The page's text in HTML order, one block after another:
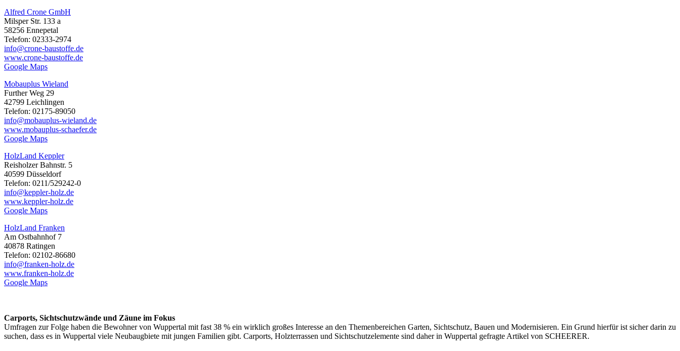
Alfred Crone GmbH
Milsper Str. 133 a
58256 Ennepetal
Telefon: 02333-2974
info@crone-baustoffe.de
www.crone-baustoffe.de
Google Maps
Mobauplus Wieland
Further Weg 29
42799 Leichlingen
Telefon: 02175-89050
info@mobauplus-wieland.de
www.mobauplus-schaefer.de
Google Maps
HolzLand Keppler
Reisholzer Bahnstr. 5
40599 Düsseldorf
Telefon: 0211/529242-0
info@keppler-holz.de
www.keppler-holz.de
Google Maps
HolzLand Franken
Am Ostbahnhof 7
40878 Ratingen
Telefon: 02102-86680
info@franken-holz.de
www.franken-holz.de
Google Maps
Carports, Sichtschutzwände und Zäune im Fokus
Umfragen zur Folge haben die Bewohner von Wuppertal mit fast 38 % ein wirklich großes Interesse an den Themenbereichen Garten, Sichtschutz, Bauen und Modernisieren. Ein Grund hierfür ist sicher darin zu
suchen, dass es in Wuppertal viele Neubaugbiete mit jungen Familien gibt. Carports, Holzterrassen und Sichtschutzelemente sind daher in Wuppertal gefragte Artikel von SCHEERER.